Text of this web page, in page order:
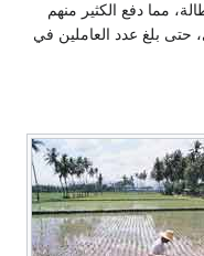
مما دفع الكثير منهم
حتى بلغ عدد العاملين في